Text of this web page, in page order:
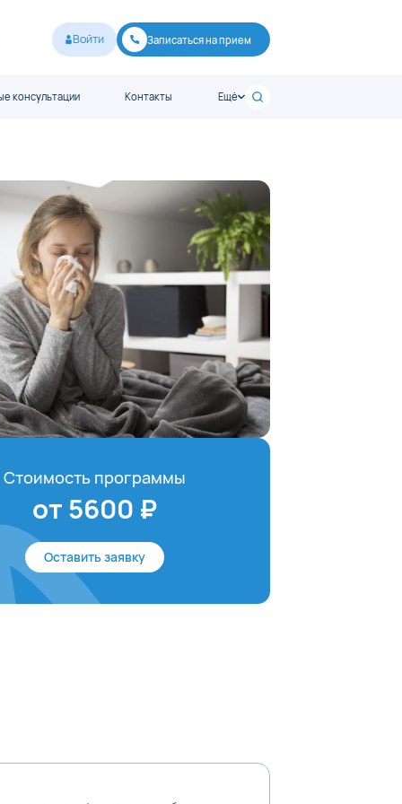
Войти Записаться на прием
консультации Контакты Ещё
Стоимость программы
от 5600 ₽
Оставить заявку